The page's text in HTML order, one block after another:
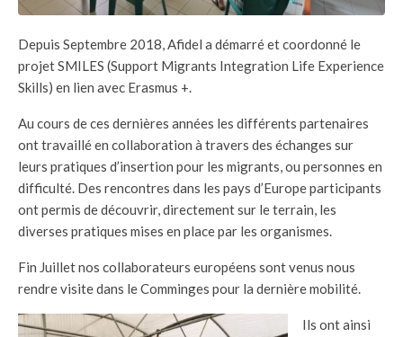
Depuis Septembre 2018, Afidel a démarré et coordonné le
projet SMILES (Support Migrants Integration Life Experience
Skills) en lien avec Erasmus +.
Au cours de ces dernières années les différents partenaires
ont travaillé en collaboration à travers des échanges sur
leurs pratiques d’insertion pour les migrants, ou personnes en
difficulté. Des rencontres dans les pays d’Europe participants
ont permis de découvrir, directement sur le terrain, les
diverses pratiques mises en place par les organismes.
Fin Juillet nos collaborateurs européens sont venus nous
rendre visite dans le Comminges pour la dernière mobilité.
Ils ont ainsi